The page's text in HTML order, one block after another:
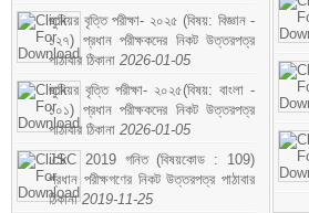
জুনিয়র বৃত্তি পরীক্ষা- ২০২৫ (বিষয়: বিজ্ঞান -
১২৭) প্রধান পরীক্ষকদের নিকট উত্তরপত্র
পাঠাবার ঠিকানা 2026-01-05
জুনিয়র বৃত্তি পরীক্ষা- ২০২৫(বিষয়: বাংলা -
১০১) প্রধান পরীক্ষকদের নিকট উত্তরপত্র
পাঠাবার ঠিকানা 2026-01-05
JSC 2019 গনিত (বিষয়কোড : 109)
প্রধান পরীক্ষগণের নিকট উত্তরপত্র পাঠাবার
ঠিকানা2019-11-25